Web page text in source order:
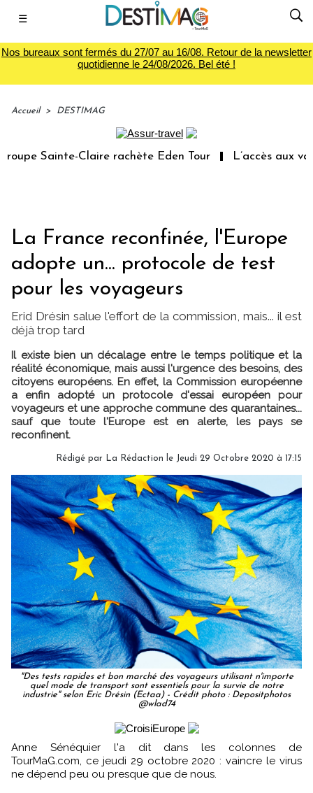
☰
Nos bureaux sont fermés du 27/07 au 16/08. Retour de la newsletter
quotidienne le 24/08/2026. Bel été !
Accueil > DESTIMAG
Sainte-Claire rachète Eden Tour L’accès aux
La France reconfinée, l'Europe
adopte un... protocole de test
pour les voyageurs
Erid Drésin salue l'effort de la commission, mais... il est
déjà trop tard
Il existe bien un décalage entre le temps politique et la
réalité économique, mais aussi l'urgence des besoins, des
citoyens européens. En effet, la Commission européenne
a enfin adopté un protocole d'essai européen pour
voyageurs et une approche commune des quarantaines...
sauf que toute l'Europe est en alerte, les pays se
reconfinent.
Rédigé par La Rédaction le Jeudi 29 Octobre 2020 à 17:15
"Des tests rapides et bon marché des voyageurs utilisant n'importe
quel mode de transport sont essentiels pour la survie de notre
industrie" selon Eric Drésin (Ectaa) - Crédit photo : Depositphotos
@wlad74
Anne Sénéquier l'a dit dans les colonnes de
TourMaG.com, ce jeudi 29 octobre 2020 : vaincre le virus
ne dépend peu ou presque que de nous.